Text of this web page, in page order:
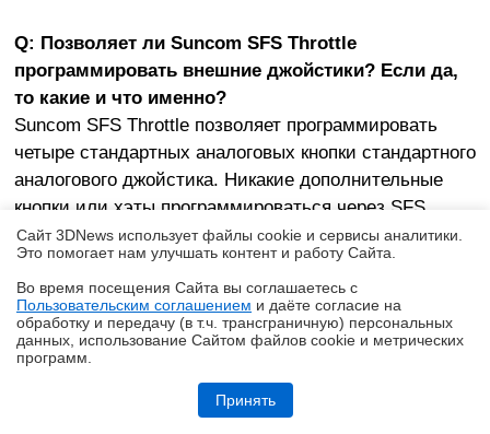
Обзор Infinix SMART 20: каким может быть бюджетный смартфон в
Q: Позволяет ли Suncom SFS Throttle
программировать внешние джойстики? Если да,
то какие и что именно?
Suncom SFS Throttle позволяет программировать
четыре стандартных аналоговых кнопки стандартного
аналогового джойстика. Никакие дополнительные
кнопки или хэты программироваться через SFS
Throttle не могут.
Q: А могут ли кнопки джойстика работать в
обычном, аналоговом режиме?
Да, могут. Для этого достаточно выключить режим
перехвата сигнала аналоговых кнопок джойстика
(крайняя левая кнопка на основании сектора газа,
Сайт 3DNews использует файлы cookie и сервисы аналитики.
Это помогает нам улучшать контент и работу Cайта.
Во время посещения Cайта вы соглашаетесь с
Пользовательским соглашением и даёте согласие на
обработку и передачу (в т.ч. трансграничную) персональных
данных, использование Cайтом файлов cookie и метрических
программ.
Принять